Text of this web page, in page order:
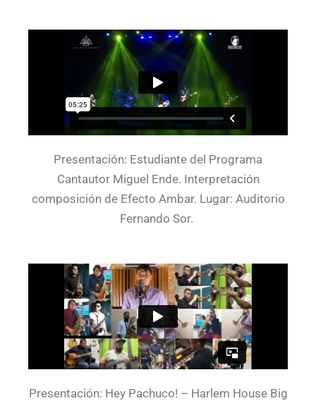
Presentación: Estudiante del Programa
Cantautor Miguel Ende. Interpretación
composición de Efecto Ambar. Lugar: Auditorio
Fernando Sor.
Presentación: Hey Pachuco! – Harlem House Big